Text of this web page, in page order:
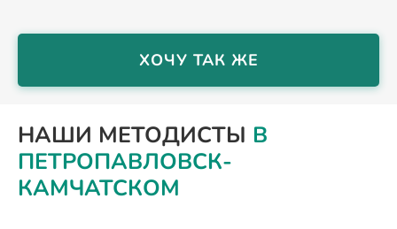
ХОЧУ ТАК ЖЕ
НАШИ МЕТОДИСТЫ В
ПЕТРОПАВЛОВСК-
КАМЧАТСКОМ